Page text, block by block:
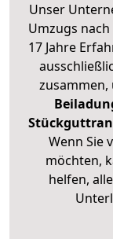
Unser
Umzugs
17 Jahre
zusammen,
Wenn Sie
möchten,
helfen,